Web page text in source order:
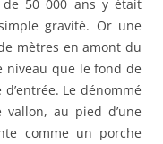
50 000 ans y était
gravité. Or une
mètres en amont du
niveau que le fond de
Le dénommé
au pied d’une
comme un porche